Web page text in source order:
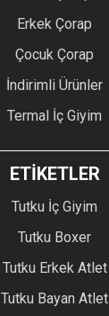
Erkek Çorap
Çocuk Çorap
İndirimli Ürünler
Termal İç Giyim
ETİKETLER
Tutku İç Giyim
Tutku Boxer
Tutku Erkek Atlet
Tutku Bayan Atlet